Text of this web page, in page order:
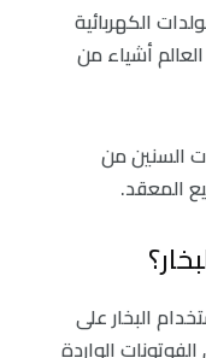
الكهربائية
في العالم أشياء من
السنين من
المعقد.
البخار على
الواردة